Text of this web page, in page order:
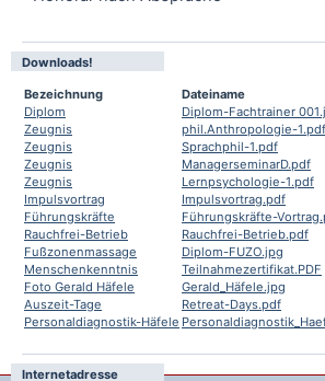
Downloads!
Bezeichnung
Dateiname
Diplom
Diplom-Fachtrainer
Zeugnis
phil.Anthropologie-1.pdf
Zeugnis
Sprachphil-1.pdf
Zeugnis
ManagerseminarD.pdf
Zeugnis
Lernpsychologie-1.pdf
Impulsvortrag
Impulsvortrag.pdf
Führungskräfte
Führungskräfte-
Rauchfrei-Betrieb
Rauchfrei-Betrieb.pdf
Fußzonenmassage
Diplom-FUZO.jpg
Menschenkenntnis
Teilnahmezertifikat.PDF
Foto Gerald Häfele
Gerald_Häfele.jpg
Auszeit-Tage
Retreat-Days.pdf
Personaldiagnostik-Häfele
Internetadresse